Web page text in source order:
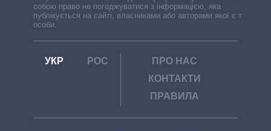
собою право не погоджуватися з інформацією, яка
публікується на сайті, власниками або авторами якої є треті
особи.
УКР РОС
ПРО НАС
КОНТАКТИ
ПРАВИЛА